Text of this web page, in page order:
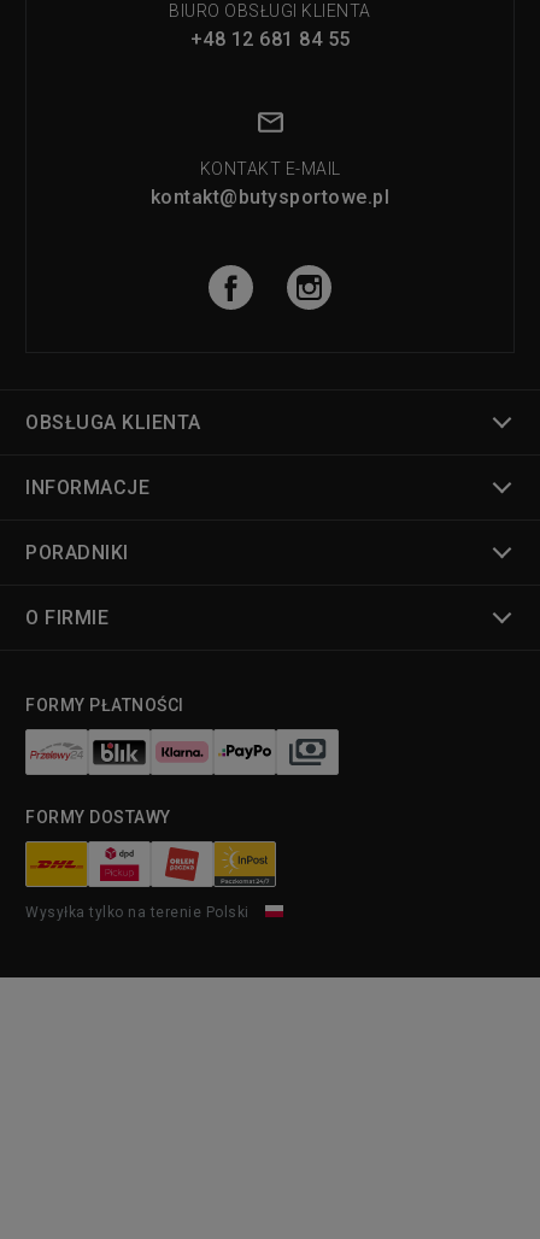
BIURO OBSŁUGI KLIENTA
+48 12 681 84 55
KONTAKT E-MAIL
kontakt@butysportowe.pl
OBSŁUGA KLIENTA
INFORMACJE
PORADNIKI
O FIRMIE
FORMY PŁATNOŚCI
FORMY DOSTAWY
Wysyłka tylko na terenie Polski